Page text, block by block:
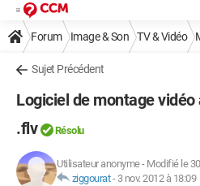
Forum Image & Son TV & Vidéo
Sujet Précédent
Logiciel de montage
.flv
Résolu
Utilisateur anonyme- Modifié le
ziggourat- 3 nov. 2012 à 18:09